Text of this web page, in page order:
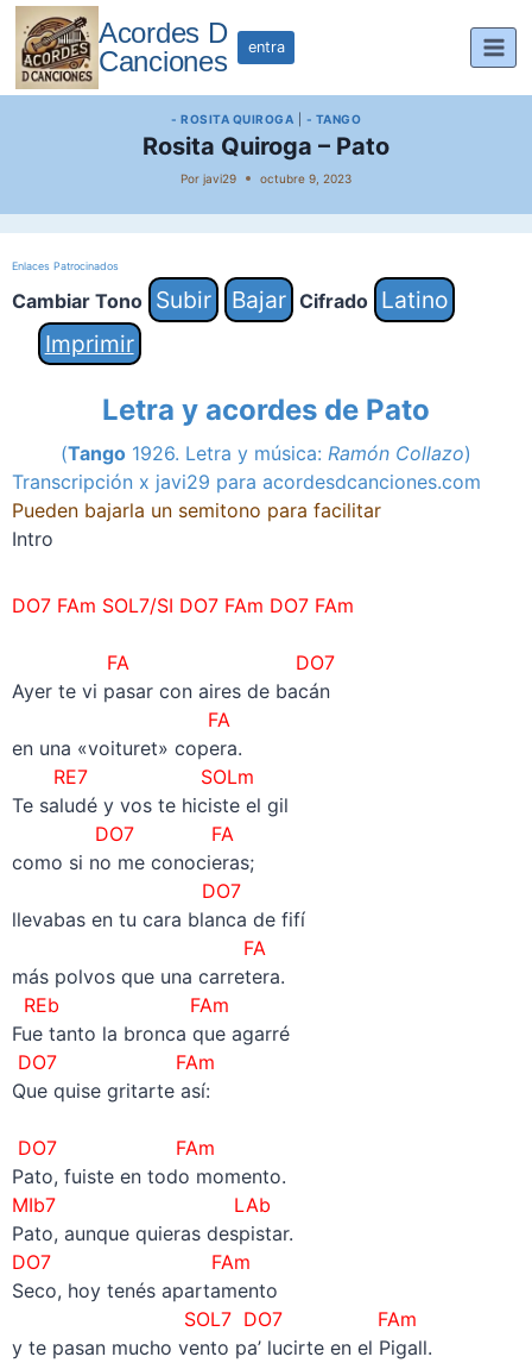
Saltar
contenido
Acordes D
Canciones
entra
- ROSITA QUIROGA - TANGO
Rosita Quiroga – Pato
Por javi29 octubre 9, 2023
Enlaces Patrocinados
Cambiar Tono Subir Bajar Cifrado
Latino
Imprimir
Letra y acordes de Pato
(Tango 1926. Letra y música: Ramón Collazo)
Transcripción x javi29 para acordesdcanciones.com
Pueden bajarla un semitono para facilitar
Intro
DO7 FAm SOL7/SI DO7 FAm DO7 FAm
FA DO7
Ayer te vi pasar con aires de bacán
FA
en una «voituret» copera.
RE7 SOLm
Te saludé y vos te hiciste el gil
DO7 FA
como si no me conocieras;
DO7
llevabas en tu cara blanca de fifí
FA
más polvos que una carretera.
REb FAm
Fue tanto la bronca que agarré
DO7 FAm
Que quise gritarte así:
DO7 FAm
Pato, fuiste en todo momento.
MIb7 LAb
Pato, aunque quieras despistar.
DO7 FAm
Seco, hoy tenés apartamento
SOL7 DO7 FAm
y te pasan mucho vento pa’ lucirte en el Pigall.